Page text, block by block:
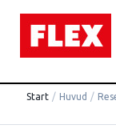
Start / Huvud /